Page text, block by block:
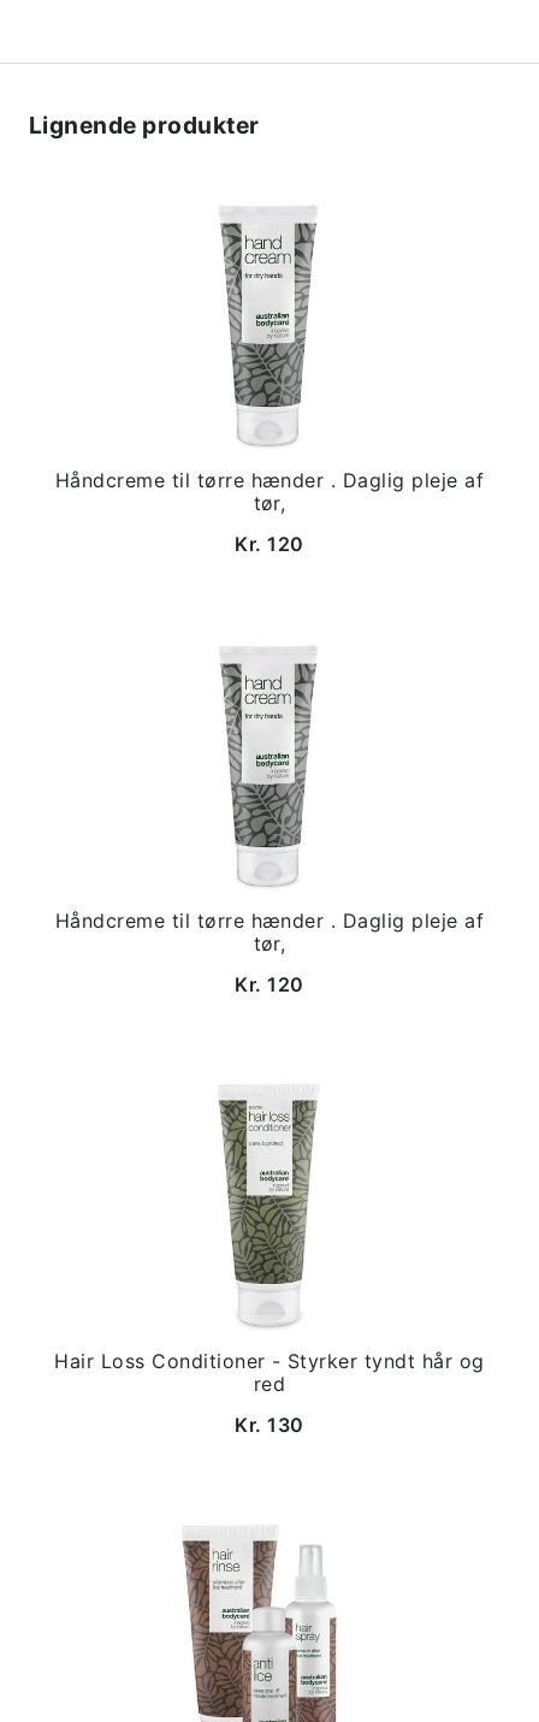
Lignende produkter
Håndcreme til tørre hænder . Daglig pleje af
tør,
Kr. 120
Håndcreme til tørre hænder . Daglig pleje af
tør,
Kr. 120
Hair Loss Conditioner - Styrker tyndt hår og
red
Kr. 130